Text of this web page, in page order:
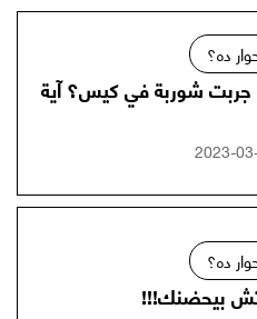
ده؟
شوربة في كيس؟ آية
2023-
ده؟
بيحضنك!!!